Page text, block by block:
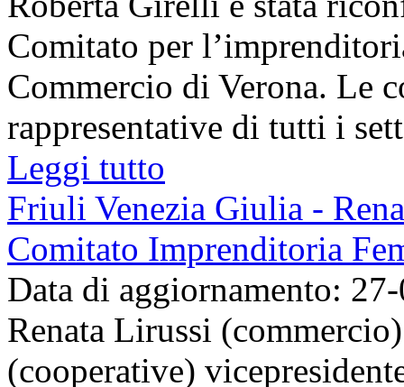
Comitato per
Commercio di Verona. Le
rappresentative di tutti i
Leggi tutto
Friuli Venezia Giulia -
Comitato Imprenditoria
Data di aggiornamento:
Renata Lirussi
(cooperative)